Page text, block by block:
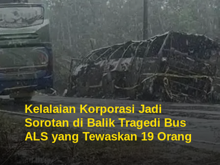
Kelalaian Korporasi Jadi
Sorotan di Balik Tragedi Bus
ALS yang Tewaskan 19 Orang